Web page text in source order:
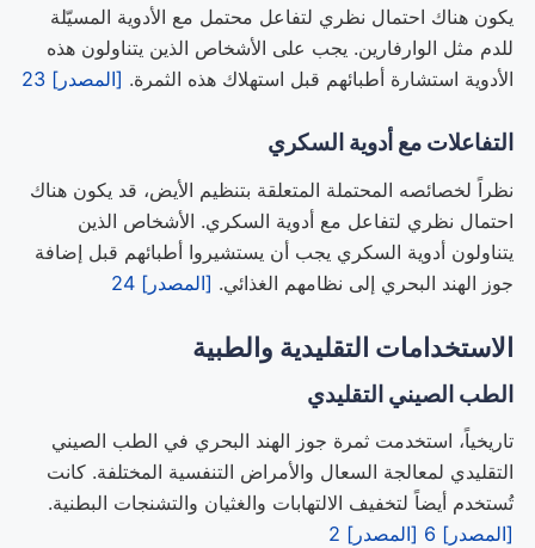
يكون هناك احتمال نظري لتفاعل محتمل مع الأدوية المسيّلة
للدم مثل الوارفارين. يجب على الأشخاص الذين يتناولون هذه
الأدوية استشارة أطبائهم قبل استهلاك هذه الثمرة. [المصدر] 23
التفاعلات مع أدوية السكري
نظراً لخصائصه المحتملة المتعلقة بتنظيم الأيض، قد يكون هناك
احتمال نظري لتفاعل مع أدوية السكري. الأشخاص الذين
يتناولون أدوية السكري يجب أن يستشيروا أطبائهم قبل إضافة
جوز الهند البحري إلى نظامهم الغذائي. [المصدر] 24
الاستخدامات التقليدية والطبية
الطب الصيني التقليدي
تاريخياً، استخدمت ثمرة جوز الهند البحري في الطب الصيني
التقليدي لمعالجة السعال والأمراض التنفسية المختلفة. كانت
تُستخدم أيضاً لتخفيف الالتهابات والغثيان والتشنجات البطنية.
[المصدر] 6
[المصدر] 2